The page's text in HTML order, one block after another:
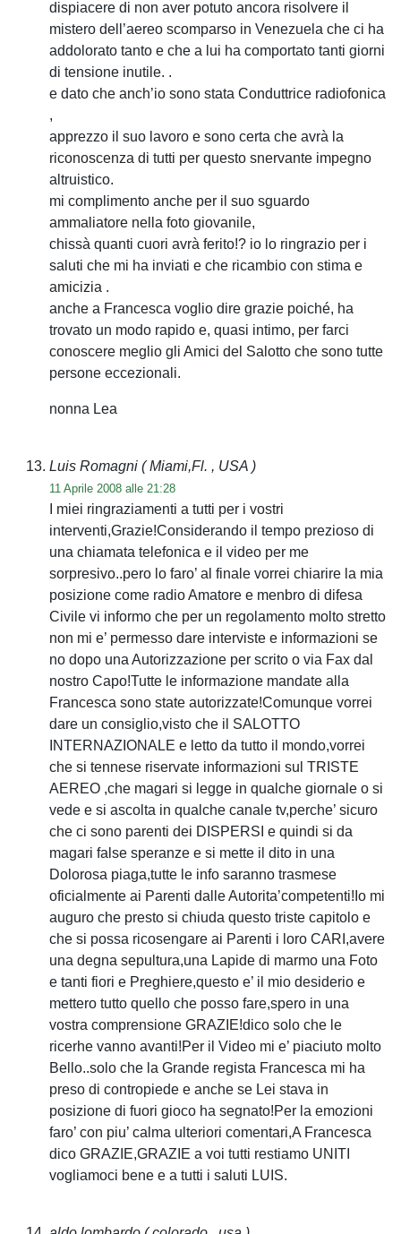
dispiacere di non aver potuto ancora risolvere il
mistero dell’aereo scomparso in Venezuela che ci ha
addolorato tanto e che a lui ha comportato tanti giorni
di tensione inutile. .
e dato che anch’io sono stata Conduttrice radiofonica
,
apprezzo il suo lavoro e sono certa che avrà la
riconoscenza di tutti per questo snervante impegno
altruistico.
mi complimento anche per il suo sguardo
ammaliatore nella foto giovanile,
chissà quanti cuori avrà ferito!? io lo ringrazio per i
saluti che mi ha inviati e che ricambio con stima e
amicizia .
anche a Francesca voglio dire grazie poiché, ha
trovato un modo rapido e, quasi intimo, per farci
conoscere meglio gli Amici del Salotto che sono tutte
persone eccezionali.
nonna Lea
Luis Romagni ( Miami,Fl. , USA )
11 Aprile 2008 alle 21:28
I miei ringraziamenti a tutti per i vostri
interventi,Grazie!Considerando il tempo prezioso di
una chiamata telefonica e il video per me
sorpresivo..pero lo faro’ al finale vorrei chiarire la mia
posizione come radio Amatore e menbro di difesa
Civile vi informo che per un regolamento molto stretto
non mi e’ permesso dare interviste e informazioni se
no dopo una Autorizzazione per scrito o via Fax dal
nostro Capo!Tutte le informazione mandate alla
Francesca sono state autorizzate!Comunque vorrei
dare un consiglio,visto che il SALOTTO
INTERNAZIONALE e letto da tutto il mondo,vorrei
che si tennese riservate informazioni sul TRISTE
AEREO ,che magari si legge in qualche giornale o si
vede e si ascolta in qualche canale tv,perche’ sicuro
che ci sono parenti dei DISPERSI e quindi si da
magari false speranze e si mette il dito in una
Dolorosa piaga,tutte le info saranno trasmese
oficialmente ai Parenti dalle Autorita’competenti!Io mi
auguro che presto si chiuda questo triste capitolo e
che si possa ricosengare ai Parenti i loro CARI,avere
una degna sepultura,una Lapide di marmo una Foto
e tanti fiori e Preghiere,questo e’ il mio desiderio e
mettero tutto quello che posso fare,spero in una
vostra comprensione GRAZIE!dico solo che le
ricerhe vanno avanti!Per il Video mi e’ piaciuto molto
Bello..solo che la Grande regista Francesca mi ha
preso di contropiede e anche se Lei stava in
posizione di fuori gioco ha segnato!Per la emozioni
faro’ con piu’ calma ulteriori comentari,A Francesca
dico GRAZIE,GRAZIE a voi tutti restiamo UNITI
vogliamoci bene e a tutti i saluti LUIS.